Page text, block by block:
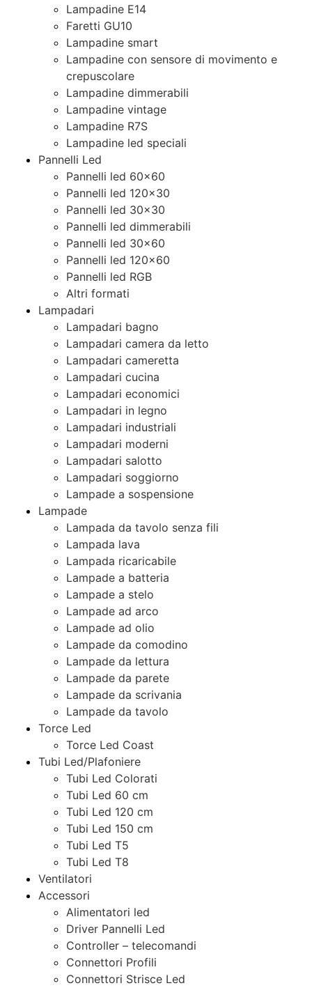
Lampadine E14
Faretti GU10
Lampadine smart
Lampadine con sensore di movimento e
crepuscolare
Lampadine dimmerabili
Lampadine vintage
Lampadine R7S
Lampadine led speciali
Pannelli Led
Pannelli led 60×60
Pannelli led 120×30
Pannelli led 30×30
Pannelli led dimmerabili
Pannelli led 30×60
Pannelli led 120×60
Pannelli led RGB
Altri formati
Lampadari
Lampadari bagno
Lampadari camera da letto
Lampadari cameretta
Lampadari cucina
Lampadari economici
Lampadari in legno
Lampadari industriali
Lampadari moderni
Lampadari salotto
Lampadari soggiorno
Lampade a sospensione
Lampade
Lampada da tavolo senza fili
Lampada lava
Lampada ricaricabile
Lampade a batteria
Lampade a stelo
Lampade ad arco
Lampade ad olio
Lampade da comodino
Lampade da lettura
Lampade da parete
Lampade da scrivania
Lampade da tavolo
Torce Led
Torce Led Coast
Tubi Led/Plafoniere
Tubi Led Colorati
Tubi Led 60 cm
Tubi Led 120 cm
Tubi Led 150 cm
Tubi Led T5
Tubi Led T8
Ventilatori
Accessori
Alimentatori led
Driver Pannelli Led
Controller – telecomandi
Connettori Profili
Connettori Strisce Led